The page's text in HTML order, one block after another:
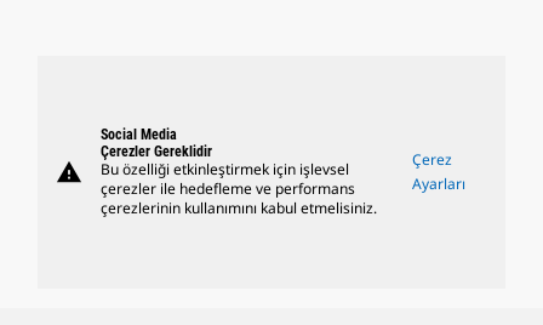
warning
Social Media
Çerezler Gereklidir
Bu özelliği etkinleştirmek için işlevsel
çerezler ile hedefleme ve performans
çerezlerinin kullanımını kabul etmelisiniz.
Çerez
Ayarları